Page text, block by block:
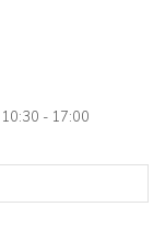
- 17:00